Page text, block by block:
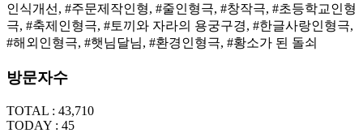
인식개선, #주문제작인형, #줄인형극, #창작극, #초등학교인형
극, #축제인형극, #토끼와 자라의 용궁구경, #한글사랑인형극,
#해외인형극, #햇님달님, #환경인형극, #황소가 된 돌쇠
방문자수
TOTAL : 43,710
TODAY : 45